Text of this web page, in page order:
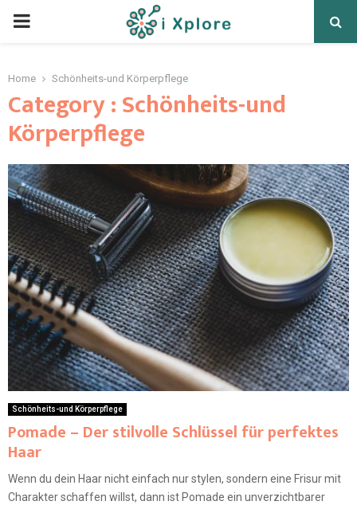
Home Schönheits-und Körperpflege
Category : Schönheits-und
Körperpflege
Schönheits-und Körperpflege
Pomade – Der stilvolle Schlüssel für perfektes
Haar
Wenn du dein Haar nicht einfach nur stylen, sondern eine Frisur mit
Charakter schaffen willst, dann ist Pomade ein unverzichtbarer